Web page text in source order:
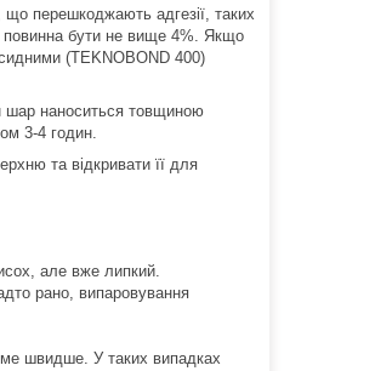
перешкоджають адгезії, таких
повинна бути не вище 4%. Якщо
(TEKNOBOND 400)
шар наноситься товщиною
3-4 годин.
та відкривати її для
але вже липкий.
рано, випаровування
швидше. У таких випадках